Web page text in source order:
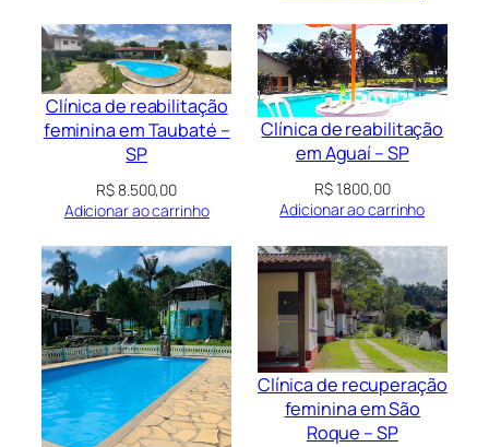
Clínica de reabilitação
feminina em Taubaté –
SP
R$8.500,00
Adicionar ao carrinho
Clínica de reabilitação
em Aguaí – SP
R$1.800,00
Adicionar ao carrinho
Clínica de recuperação
feminina em São
Roque – SP